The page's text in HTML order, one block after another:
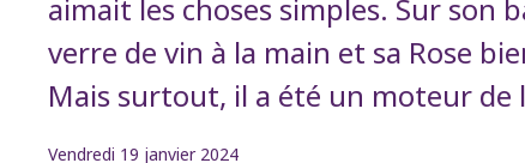
aimait les choses simples. Sur son
verre de vin à la main et sa Rose
Mais surtout, il a été un moteur de
Vendredi 19 janvier 2024